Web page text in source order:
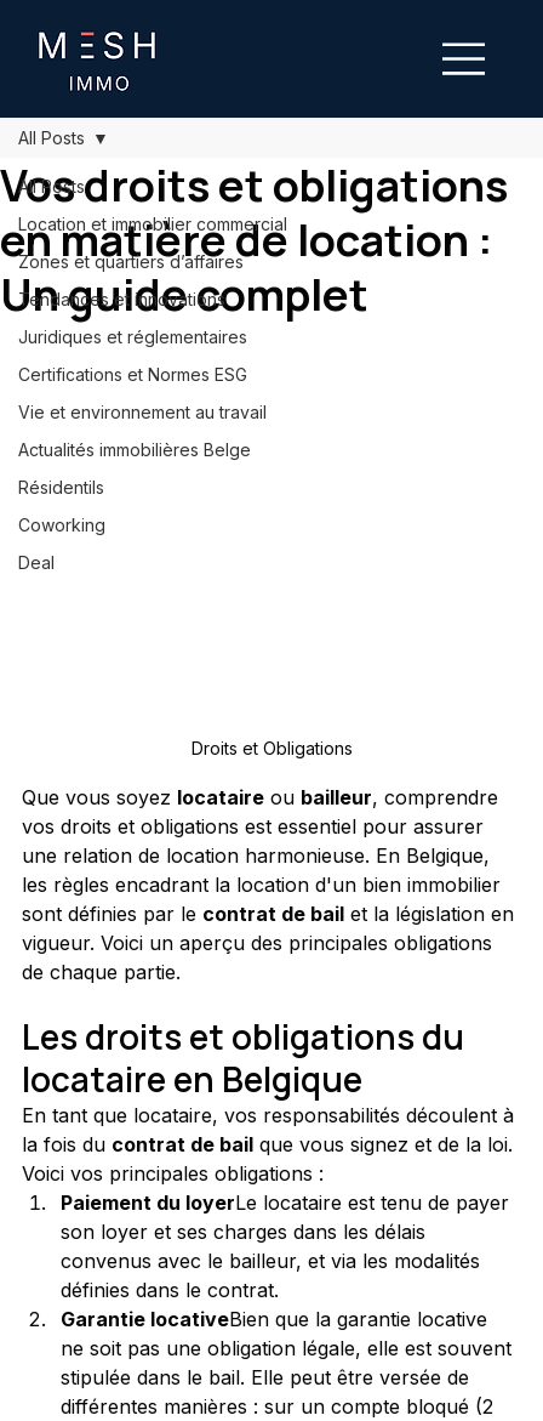
All Posts
Location et immobilier commercial
Zones et quartiers d’affaires
Tendances et innovations
Juridiques et réglementaires
Certifications et Normes ESG
Vie et environnement au travail
Actualités immobilières Belge
Résidentils
Coworking
Deal
All Posts
Vos droits et obligations
en matière de location :
Un guide complet
Droits et Obligations
Que vous soyez locataire ou bailleur, comprendre
vos droits et obligations est essentiel pour assurer
une relation de location harmonieuse. En Belgique,
les règles encadrant la location d'un bien immobilier
sont définies par le contrat de bail et la législation en
vigueur. Voici un aperçu des principales obligations
de chaque partie.
Les droits et obligations du
locataire en Belgique
En tant que locataire, vos responsabilités découlent à
la fois du contrat de bail que vous signez et de la loi.
Voici vos principales obligations :
Paiement du loyerLe locataire est tenu de payer
son loyer et ses charges dans les délais
convenus avec le bailleur, et via les modalités
définies dans le contrat.
Garantie locativeBien que la garantie locative
ne soit pas une obligation légale, elle est souvent
stipulée dans le bail. Elle peut être versée de
différentes manières : sur un compte bloqué (2